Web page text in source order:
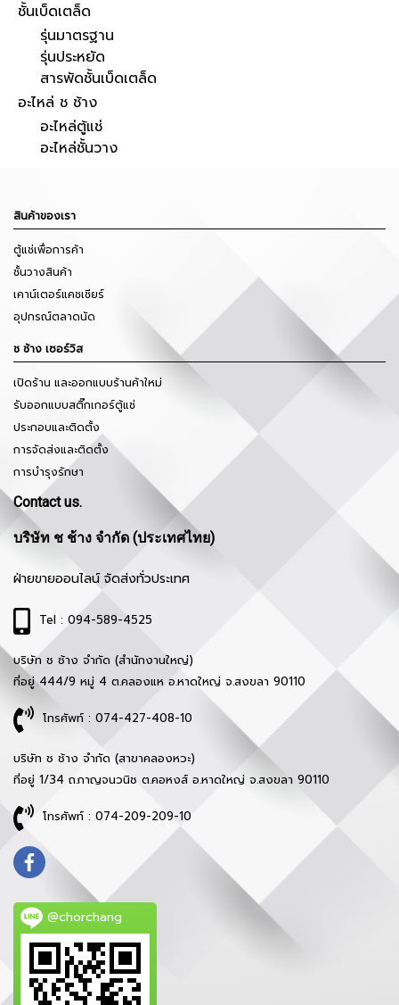
ชั้นเบ็ดเตล็ด
รุ่นมาตรฐาน
รุ่นประหยัด
สารพัดชั้นเบ็ดเตล็ด
อะไหล่ ช ช้าง
อะไหล่ตู้แช่
อะไหล่ชั้นวาง
สินค้าของเรา
ตู้แช่เพื่อการค้า
ชั้นวางสินค้า
เคาน์เตอร์แคชเชียร์
อุปกรณ์ตลาดนัด
ช ช้าง เซอร์วิส
เปิดร้าน และออกแบบร้านค้าใหม่
รับออกแบบสติ๊กเกอร์ตู้แช่
ประกอบและติดตั้ง
การจัดส่งและติดตั้ง
การบำรุงรักษา
Contact us.
บริษัท ช ช้าง จำกัด (ประเทศไทย)
ฝ่ายขายออนไลน์ จัดส่งทั่วประเทศ
Tel : 094-589-4525
บริษัท ช ช้าง จำกัด (สำนักงานใหญ่)
ที่อยู่ 444/9 หมู่ 4 ต.คลองแห อ.หาดใหญ่ จ.สงขลา 90110
โทรศัพท์ : 074-427-408-10
บริษัท ช ช้าง จำกัด (สาขาคลองหวะ)
ที่อยู่ 1/34 ถ.กาญจนวนิช ต.คอหงส์ อ.หาดใหญ่ จ.สงขลา 90110
โทรศัพท์ : 074-209-209-10
@chorchang